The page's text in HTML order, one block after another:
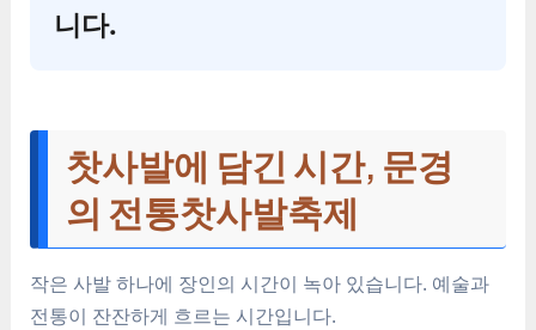
니다.
찻사발에 담긴 시간, 문경
의 전통찻사발축제
작은 사발 하나에 장인의 시간이 녹아 있습니다. 예술과
전통이 잔잔하게 흐르는 시간입니다.